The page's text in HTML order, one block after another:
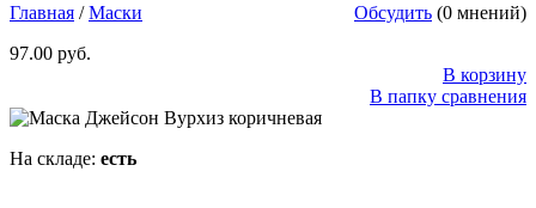
Обсудить (0 мнений)
Главная /Маски
97.00 руб.
В корзину
В папку сравнения
На складе: есть